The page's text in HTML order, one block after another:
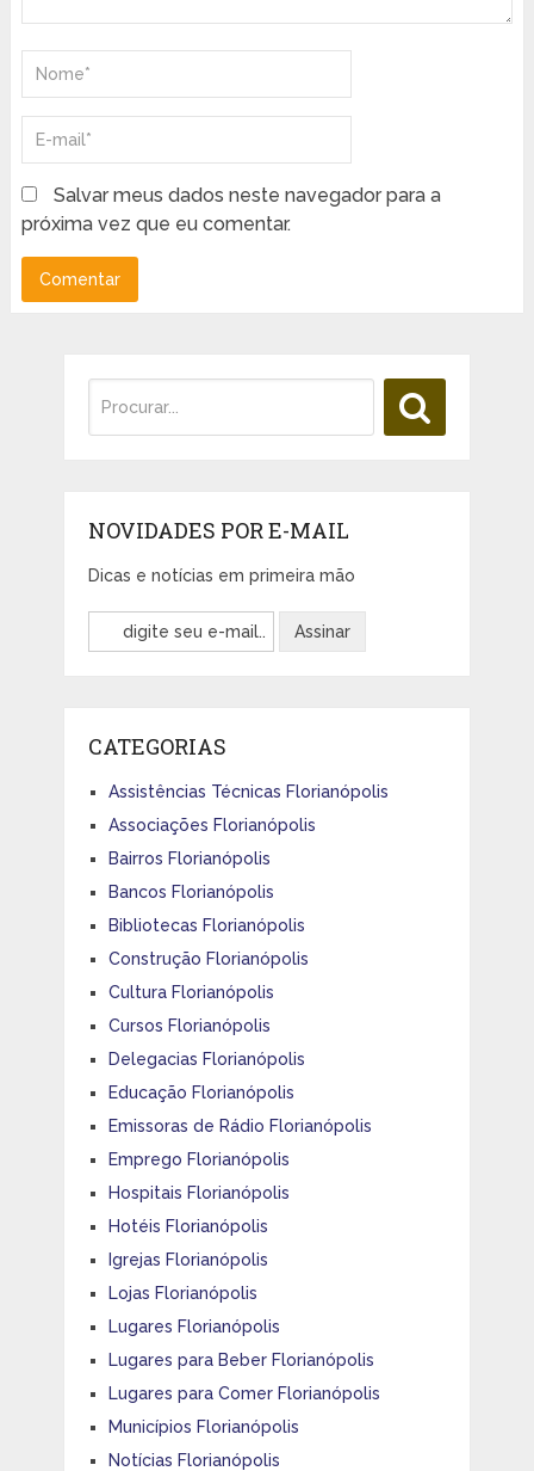
Salvar meus dados neste navegador para a
próxima vez que eu comentar.
NOVIDADES POR E-MAIL
Dicas e notícias em primeira mão
CATEGORIAS
Assistências Técnicas Florianópolis
Associações Florianópolis
Bairros Florianópolis
Bancos Florianópolis
Bibliotecas Florianópolis
Construção Florianópolis
Cultura Florianópolis
Cursos Florianópolis
Delegacias Florianópolis
Educação Florianópolis
Emissoras de Rádio Florianópolis
Emprego Florianópolis
Hospitais Florianópolis
Hotéis Florianópolis
Igrejas Florianópolis
Lojas Florianópolis
Lugares Florianópolis
Lugares para Beber Florianópolis
Lugares para Comer Florianópolis
Municípios Florianópolis
Notícias Florianópolis